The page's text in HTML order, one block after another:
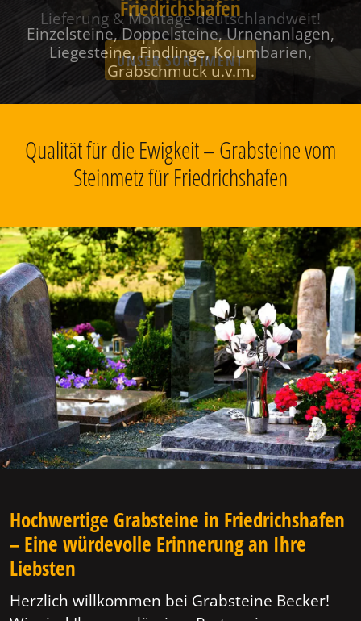
Friedrichshafen
Einzelsteine, Doppelsteine, Urnenanlagen,
Liegesteine, Findlinge, Kolumbarien,
Grabschmuck u.v.m.
Qualität für die Ewigkeit – Grabsteine vom
Steinmetz für Friedrichshafen
Hochwertige Grabsteine in Friedrichshafen
– Eine würdevolle Erinnerung an Ihre
Liebsten
Herzlich willkommen bei Grabsteine Becker!